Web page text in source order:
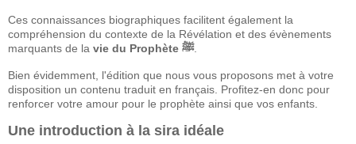
Ces connaissances biographiques facilitent également la
compréhension du contexte de la Révélation et des évènements
marquants de la vie du Prophète ﷺ.
Bien évidemment, l'édition que nous vous proposons met à votre
disposition un contenu traduit en français. Profitez-en donc pour
renforcer votre amour pour le prophète ainsi que vos enfants.
Une introduction à la sira idéale